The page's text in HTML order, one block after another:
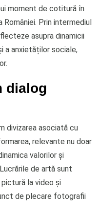
moment de cotitură în
Prin intermediul
asupra dinamicii
a anxietăților sociale,
dialog
divizarea asociată cu
relevante nu doar
valorilor și
de artă sunt
la video și
de plecare fotografii